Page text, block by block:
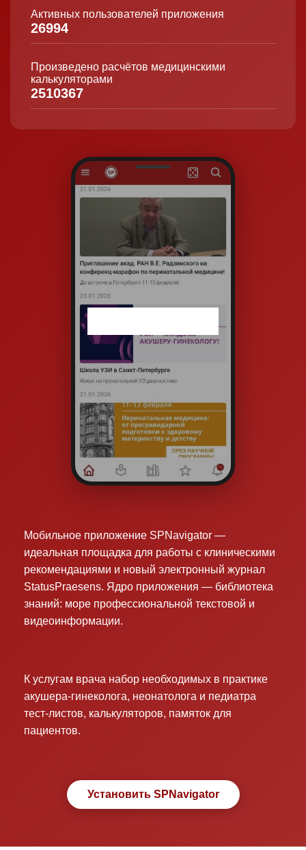
Активных пользователей приложения
26994
Произведено расчётов медицинскими
калькуляторами
2510367
Мобильное приложение SPNavigator —
идеальная площадка для работы с клиническими
рекомендациями и новый электронный журнал
StatusPraesens. Ядро приложения — библиотека
знаний: море профессиональной текстовой и
видеоинформации.
К услугам врача набор необходимых в практике
акушера-гинеколога, неонатолога и педиатра
тест-листов, калькуляторов, памяток для
пациентов.
Установить SPNavigator